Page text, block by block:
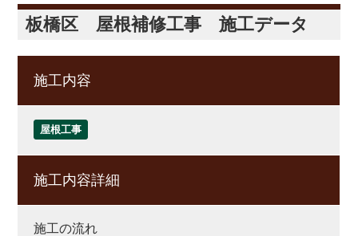
板橋区 屋根補修工事 施工データ
施工内容
屋根工事
施工内容詳細
施工の流れ